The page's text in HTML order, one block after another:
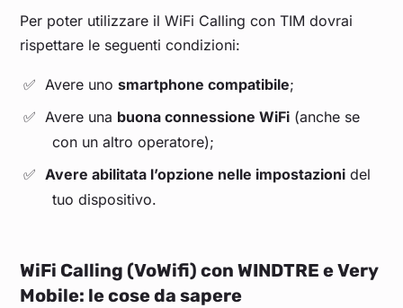
Per poter utilizzare il WiFi Calling con TIM dovrai
rispettare le seguenti condizioni:
Avere uno smartphone compatibile;
Avere una buona connessione WiFi (anche se
con un altro operatore);
Avere abilitata l’opzione nelle impostazioni del
tuo dispositivo.
WiFi Calling (VoWifi) con WINDTRE e Very
Mobile: le cose da sapere